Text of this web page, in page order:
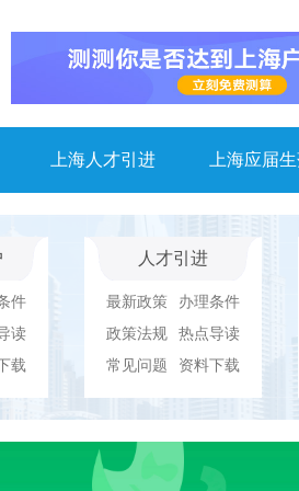
上海人才引进 上海应届
件
读
载
人才引进
最新政策
办理条件
政策法规
热点导读
常见问题
资料下载